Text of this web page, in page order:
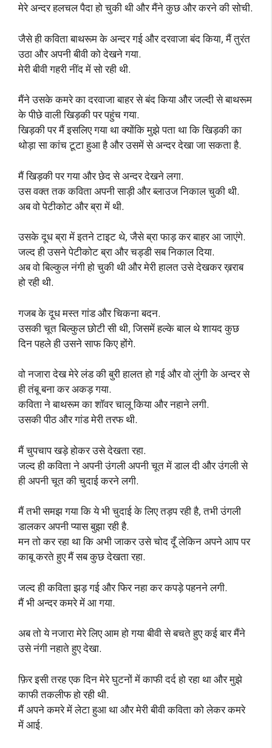
मेरे अन्दर हलचल पैदा हो चुकी थी और मैंने कुछ और करने की सोची.
जैसे ही कविता बाथरूम के अन्दर गई और दरवाजा बंद किया, मैं तुरंत
उठा और अपनी बीवी को देखने गया.
मेरी बीवी गहरी नींद में सो रही थी.
मैंने उसके कमरे का दरवाजा बाहर से बंद किया और जल्दी से बाथरूम
के पीछे वाली खिड़की पर पहुंच गया.
खिड़की पर मैं इसलिए गया था क्योंकि मुझे पता था कि खिड़की का
थोड़ा सा कांच टूटा हुआ है और उसमें से अन्दर देखा जा सकता है.
मैं खिड़की पर गया और छेद से अन्दर देखने लगा.
उस वक्त तक कविता अपनी साड़ी और ब्लाउज निकाल चुकी थी.
अब वो पेटीकोट और ब्रा में थी.
उसके दूध ब्रा में इतने टाइट थे, जैसे ब्रा फाड़ कर बाहर आ जाएंगे.
जल्द ही उसने पेटीकोट ब्रा और चड्डी सब निकाल दिया.
अब वो बिल्कुल नंगी हो चुकी थी और मेरी हालत उसे देखकर ख़राब
हो रही थी.
गजब के दूध मस्त गांड और चिकना बदन.
उसकी चूत बिल्कुल छोटी सी थी, जिसमें हल्के बाल थे शायद कुछ
दिन पहले ही उसने साफ किए होंगे.
वो नजारा देख मेरे लंड की बुरी हालत हो गई और वो लुंगी के अन्दर से
ही तंबू बना कर अकड़ गया.
कविता ने बाथरूम का शॉवर चालू किया और नहाने लगी.
उसकी पीठ और गांड मेरी तरफ थी.
मैं चुपचाप खड़े होकर उसे देखता रहा.
जल्द ही कविता ने अपनी उंगली अपनी चूत में डाल दी और उंगली से
ही अपनी चूत की चुदाई करने लगी.
मैं तभी समझ गया कि ये भी चुदाई के लिए तड़प रही है, तभी उंगली
डालकर अपनी प्यास बुझा रही है.
मन तो कर रहा था कि अभी जाकर उसे चोद दूँ लेकिन अपने आप पर
काबू करते हुए मैं सब कुछ देखता रहा.
जल्द ही कविता झड़ गई और फिर नहा कर कपड़े पहनने लगी.
मैं भी अन्दर कमरे में आ गया.
अब तो ये नजारा मेरे लिए आम हो गया बीवी से बचते हुए कई बार मैंने
उसे नंगी नहाते हुए देखा.
फ़िर इसी तरह एक दिन मेरे घुटनों में काफी दर्द हो रहा था और मुझे
काफी तकलीफ हो रही थी.
मैं अपने कमरे में लेटा हुआ था और मेरी बीवी कविता को लेकर कमरे
में आई.